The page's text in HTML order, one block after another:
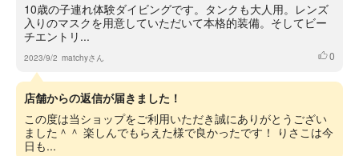
10歳の子連れ体験ダイビングです。タンクも大人用。レンズ
入りのマスクを用意していただいて本格的装備。そしてビー
チエントリ...
2023/9/2 matchyさん いいね
0
店舗からの返信が届きました！
この度は当ショップをご利用いただき誠にありがとうござい
ました＾＾ 楽しんでもらえた様で良かったです！ りさこは今
日も...